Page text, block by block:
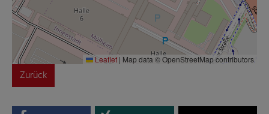
Leaflet | Map data © OpenStreetMap contributors
Zurück